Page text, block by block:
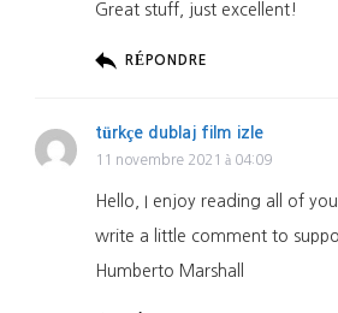
Great stuff, just excellent!
RÉPONDRE
türkçe dublaj film izle
11 novembre 2021 à 04:09
Hello, I enjoy reading all of
write a little comment to
Humberto Marshall